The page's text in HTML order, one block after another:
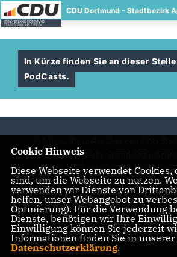
CDU Dortmund - Stadtbezirk
In Kürze finden Sie an dieser
PodCasts.
Dortmund Aplerbeck und seine Arbeit
Menschen im Stadtbezirk. Wir
Politik ein und engagieren uns für
Zukunft.
IMPRESSUM DATENSCHUTZ
Cookie Hinweis
Diese Webseite verwendet
sind, um die Webseite zu nutzen.
verwenden wir Dienste von
helfen, unser Webangebot zu
Optmierung). Für die Verwendung
Dienste, benötigen wir Ihre
Einwilligung können Sie jederzeit
Informationen finden Sie in unserer
Datenschutzerklärung.